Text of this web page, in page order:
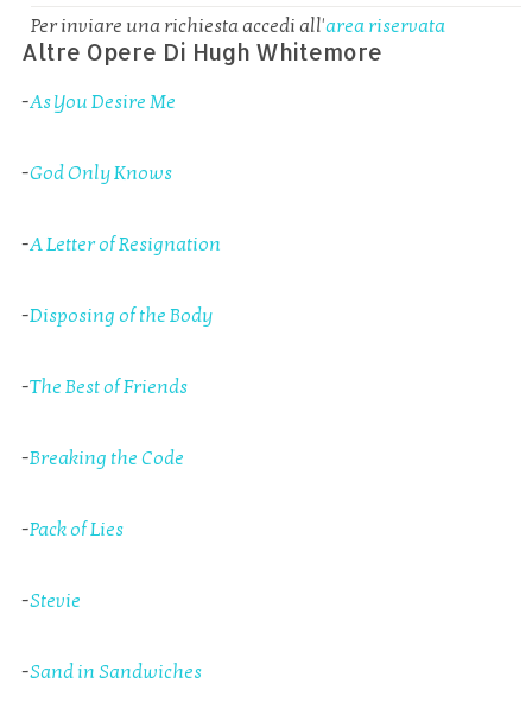
Per inviare una richiesta accedi all'area riservata
Altre Opere Di Hugh Whitemore
-As You Desire Me
-God Only Knows
-A Letter of Resignation
-Disposing of the Body
-The Best of Friends
-Breaking the Code
-Pack of Lies
-Stevie
-Sand in Sandwiches